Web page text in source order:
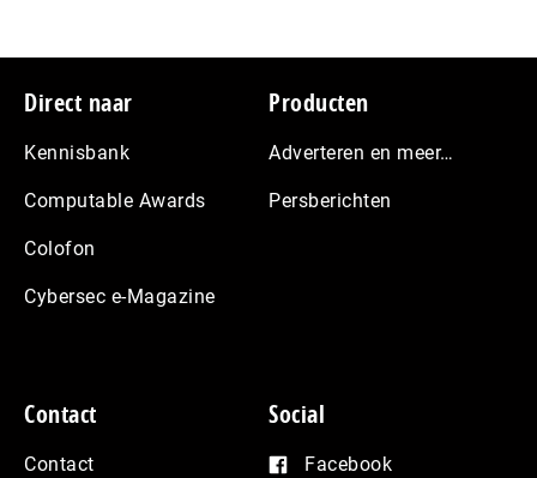
Footer
Direct naar
Kennisbank
Computable Awards
Colofon
Cybersec e-Magazine
Producten
Adverteren en meer…
Persberichten
Contact
Contact
Social
Facebook